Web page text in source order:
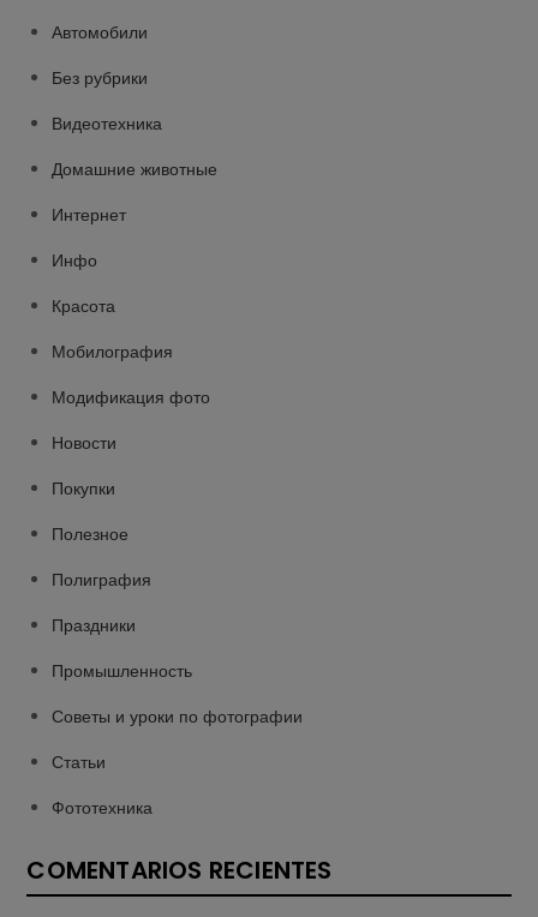
Автомобили
Без рубрики
Видеотехника
Домашние животные
Интернет
Инфо
Красота
Мобилография
Модификация фото
Новости
Покупки
Полезное
Полиграфия
Праздники
Промышленность
Советы и уроки по фотографии
Статьи
Фототехника
COMENTARIOS RECIENTES